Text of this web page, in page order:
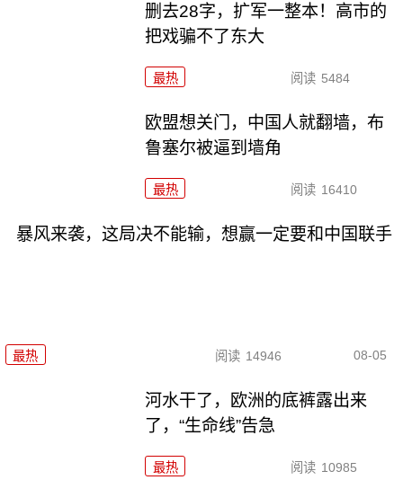
删去28字，扩军一整本！高市的
把戏骗不了东大
最热 阅读 5484
欧盟想关门，中国人就翻墙，布
鲁塞尔被逼到墙角
最热 阅读 16410
暴风来袭，这局决不能输，想赢一定要和中国联手
最热 阅读 14946 08-05
河水干了，欧洲的底裤露出来
了，“生命线”告急
最热 阅读 10985